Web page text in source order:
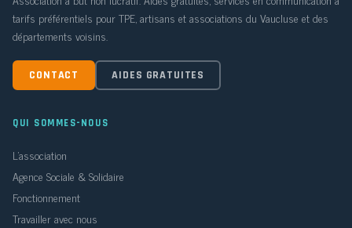
tarifs préférentiels pour TPE, artisans et associations du Vaucluse et des
départements voisins.
CONTACT AIDES GRATUITES
QUI SOMMES-NOUS
L'association
Agence Sociale & Solidaire
Fonctionnement
Travailler avec nous